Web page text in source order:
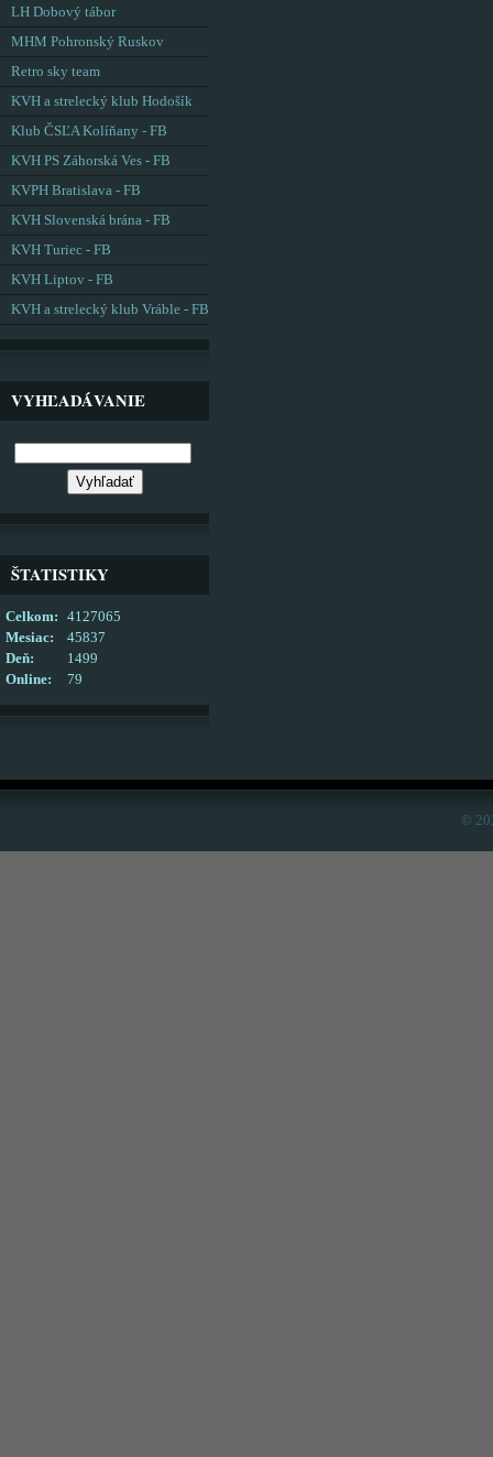
LH Dobový tábor
MHM Pohronský Ruskov
Retro sky team
KVH a strelecký klub Hodošík
Klub ČSĽA Kolíňany - FB
KVH PS Záhorská Ves - FB
KVPH Bratislava - FB
KVH Slovenská brána - FB
KVH Turiec - FB
KVH Liptov - FB
KVH a strelecký klub Vráble - FB
VYHĽADÁVANIE
ŠTATISTIKY
Online: 79
Celkom:
4127065
Mesiac:
45837
Deň:
1499
©